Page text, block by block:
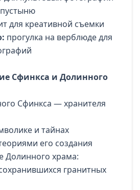
для креативной съемки
прогулка на верблюде для
Сфинкса и Долинного
Сфинкса — хранителя
и тайнах
его создания
Долинного храма:
гранитных